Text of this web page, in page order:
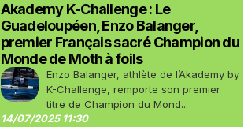
Akademy K-Challenge : Le
Guadeloupéen, Enzo Balanger,
premier Français sacré Champion du
Monde de Moth à foils
Enzo Balanger, athlète de l’Akademy by
K-Challenge, remporte son premier
titre de Champion du Mond...
14/07/2025 11:30